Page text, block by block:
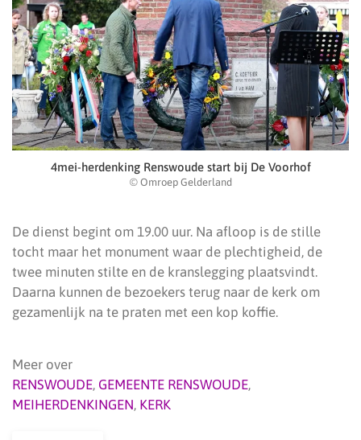
4mei-herdenking Renswoude start bij De Voorhof
© Omroep Gelderland
De dienst begint om 19.00 uur. Na afloop is de stille
tocht maar het monument waar de plechtigheid, de
twee minuten stilte en de kranslegging plaatsvindt.
Daarna kunnen de bezoekers terug naar de kerk om
gezamenlijk na te praten met een kop koffie.
Meer over
RENSWOUDE, GEMEENTE RENSWOUDE,
MEIHERDENKINGEN, KERK